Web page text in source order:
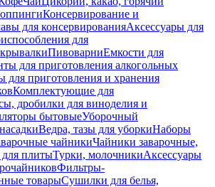
Консервирование и
для консервированияАксессуары для
для
ПивоварниЕмкости для
для приготовления алкогольных
для приготовления и хранения
Комплектующие для
дробилки для виноделия и
бытовыеУборочный
Ведра, тазы для уборкиНаборы
чайникиЧайники заварочные,
плитыТурки, молочникиАксессуары
Фильтры-
товарыСушилки для белья,